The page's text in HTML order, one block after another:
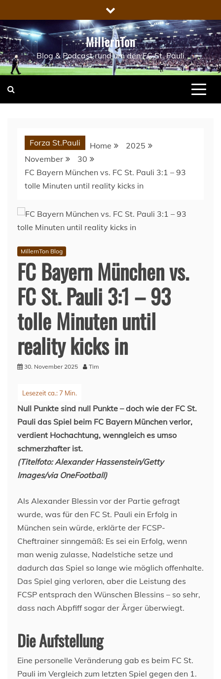
to
content
MillernTon
Blog & Podcast rund um den FC St. Pauli
Forza St.Pauli Home
2025
November
30
FC Bayern München vs. FC St. Pauli 3:1 – 93
tolle Minuten until reality kicks in
MillernTon Blog
FC Bayern München vs.
FC St. Pauli 3:1 – 93
tolle Minuten until
reality kicks in
30. November 2025 Tim
Null Punkte sind null Punkte – doch wie der FC St.
Pauli das Spiel beim FC Bayern München verlor,
verdient Hochachtung, wenngleich es umso
schmerzhafter ist.
(Titelfoto: Alexander Hassenstein/Getty
Images/via OneFootball)
Als Alexander Blessin vor der Partie gefragt
wurde, was für den FC St. Pauli ein Erfolg in
München sein würde, erklärte der FCSP-
Cheftrainer sinngemäß: Es sei ein Erfolg, wenn
man wenig zulasse, Nadelstiche setze und
dadurch das Spiel so lange wie möglich offenhalte.
Das Spiel ging verloren, aber die Leistung des
FCSP entsprach den Wünschen Blessins – so sehr,
dass nach Abpfiff sogar der Ärger überwiegt.
Die Aufstellung
Eine personelle Veränderung gab es beim FC St.
Pauli im Vergleich zum letzten Spiel gegen den 1.